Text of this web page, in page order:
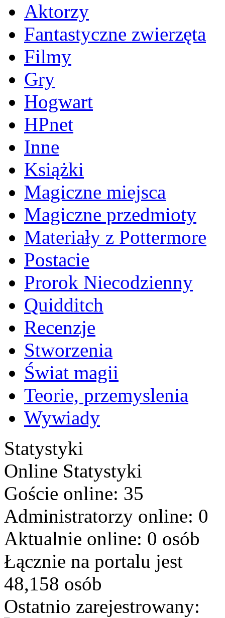
Aktorzy
Fantastyczne zwierzęta
Filmy
Gry
Hogwart
HPnet
Inne
Książki
Magiczne miejsca
Magiczne przedmioty
Materiały z Pottermore
Postacie
Prorok Niecodzienny
Quidditch
Recenzje
Stworzenia
Świat magii
Teorie, przemyslenia
Wywiady
Statystyki
Online Statystyki
Goście online: 35
Administratorzy online: 0
Aktualnie online: 0 osób
Łącznie na portalu jest
48,158 osób
Ostatnio zarejestrowany: